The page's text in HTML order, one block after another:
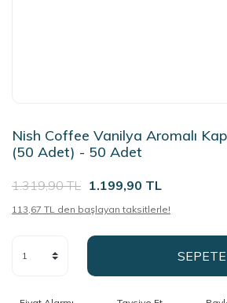
Nish Coffee Vanilya Aromalı
(50 Adet) - 50 Adet
1.319,90 TL 1.199,90 TL
113,67 TL den başlayan taksitlerle!